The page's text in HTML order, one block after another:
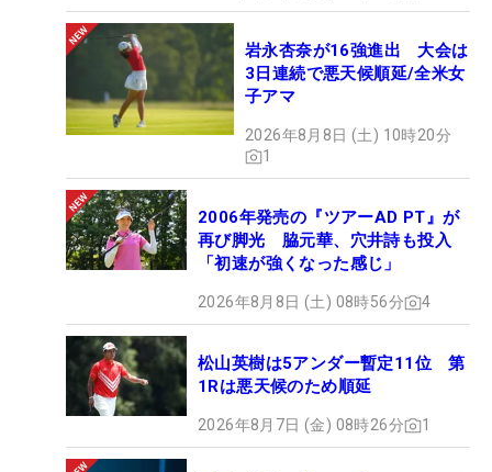
岩永杏奈が16強進出 大会は
3日連続で悪天候順延/全米女
子アマ
2026年8月8日 (土) 10時20分
1
2006年発売の『ツアーAD PT』が
再び脚光 脇元華、穴井詩も投入
「初速が強くなった感じ」
2026年8月8日 (土) 08時56分 4
松山英樹は5アンダー暫定11位 第
1Rは悪天候のため順延
2026年8月7日 (金) 08時26分 1